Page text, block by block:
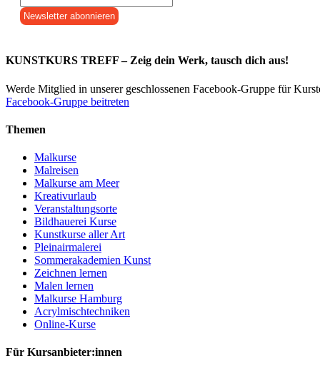
KUNSTKURS TREFF – Zeig dein Werk, tausch dich aus!
Werde Mitglied in unserer geschlossenen Facebook-Gruppe für
Facebook-Gruppe beitreten
Themen
Malkurse
Malreisen
Malkurse am Meer
Kreativurlaub
Veranstaltungsorte
Bildhauerei Kurse
Kunstkurse aller Art
Pleinairmalerei
Sommerakademien Kunst
Zeichnen lernen
Malen lernen
Malkurse Hamburg
Acrylmischtechniken
Online-Kurse
Für Kursanbieter:innen